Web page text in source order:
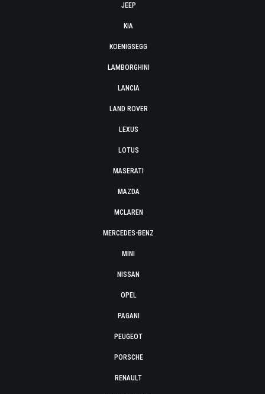
JEEP
KIA
KOENIGSEGG
LAMBORGHINI
LANCIA
LAND ROVER
LEXUS
LOTUS
MASERATI
MAZDA
MCLAREN
MERCEDES-BENZ
MINI
NISSAN
OPEL
PAGANI
PEUGEOT
PORSCHE
RENAULT